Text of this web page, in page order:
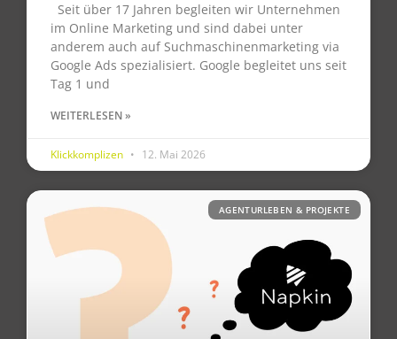
Seit über 17 Jahren begleiten wir Unternehmen
im Online Marketing und sind dabei unter
anderem auch auf Suchmaschinenmarketing via
Google Ads spezialisiert. Google begleitet uns seit
Tag 1 und
WEITERLESEN »
Klickkomplizen 12. Mai 2026
AGENTURLEBEN & PROJEKTE